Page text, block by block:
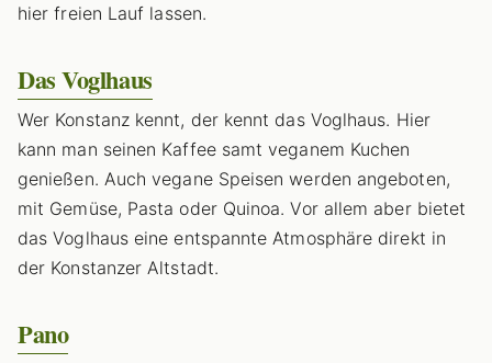
hier freien Lauf lassen.
Das Voglhaus
Wer Konstanz kennt, der kennt das Voglhaus. Hier
kann man seinen Kaffee samt veganem Kuchen
genießen. Auch vegane Speisen werden angeboten,
mit Gemüse, Pasta oder Quinoa. Vor allem aber bietet
das Voglhaus eine entspannte Atmosphäre direkt in
der Konstanzer Altstadt.
Pano